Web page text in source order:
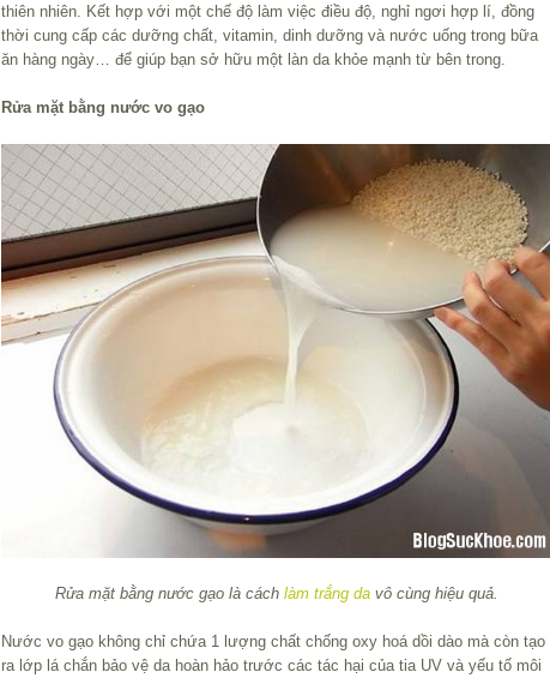
thiên nhiên. Kết hợp với một chế độ làm việc điều độ, nghỉ ngơi hợp lí, đồng
thời cung cấp các dưỡng chất, vitamin, dinh dưỡng và nước uống trong bữa
ăn hàng ngày… để giúp bạn sở hữu một làn da khỏe mạnh từ bên trong.
Rửa mặt bằng nước vo gạo
Rửa mặt bằng nước gạo là cách làm trắng da vô cùng hiệu quả.
Nước vo gạo không chỉ chứa 1 lượng chất chống oxy hoá dồi dào mà còn tạo
ra lớp lá chắn bảo vệ da hoàn hảo trước các tác hại của tia UV và yếu tố môi